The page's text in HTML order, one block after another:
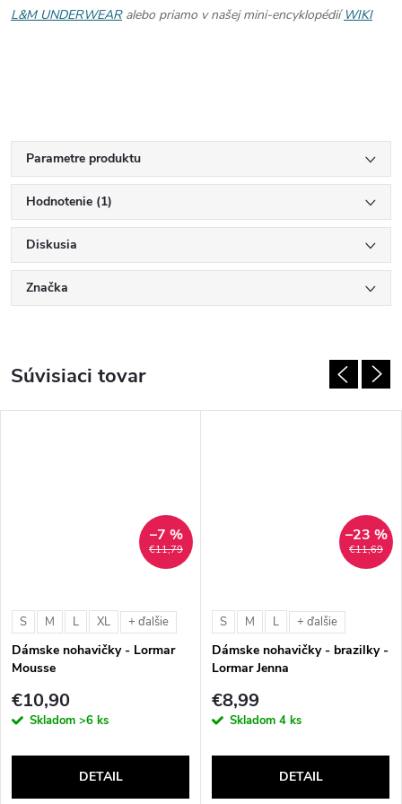
L&M UNDERWEARalebo priamo v našej mini-encyklopédiíWIKI
Parametre produktu
Hodnotenie (1)
Diskusia
Značka
Súvisiaci tovar
€11,79
–7 %
S M L XL + ďalšie
Dámske nohavičky - Lormar
Mousse
€10,90
Skladom >6 ks
DETAIL
€11,69
–23 %
S M L + ďalšie
Dámske nohavičky - brazilky -
Lormar Jenna
€8,99
Skladom 4 ks
DETAIL